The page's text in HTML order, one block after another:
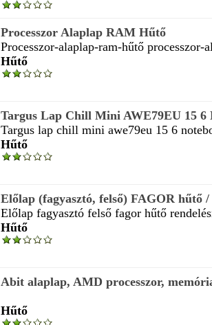
Processzor Alaplap RAM Hűtő
Processzor-alaplap-ram-hűtő processzor-
Hűtő
Targus Lap Chill Mini AWE79EU 15 6
Targus lap chill mini awe79eu 15 6
Hűtő
Előlap (fagyasztó, felső) FAGOR hűtő
Előlap fagyasztó felső fagor hűtő
Hűtő
Abit alaplap, AMD processzor,
Hűtő